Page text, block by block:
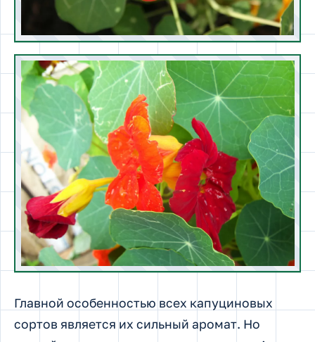
Главной особенностью всех капуциновых
сортов является их сильный аромат. Но